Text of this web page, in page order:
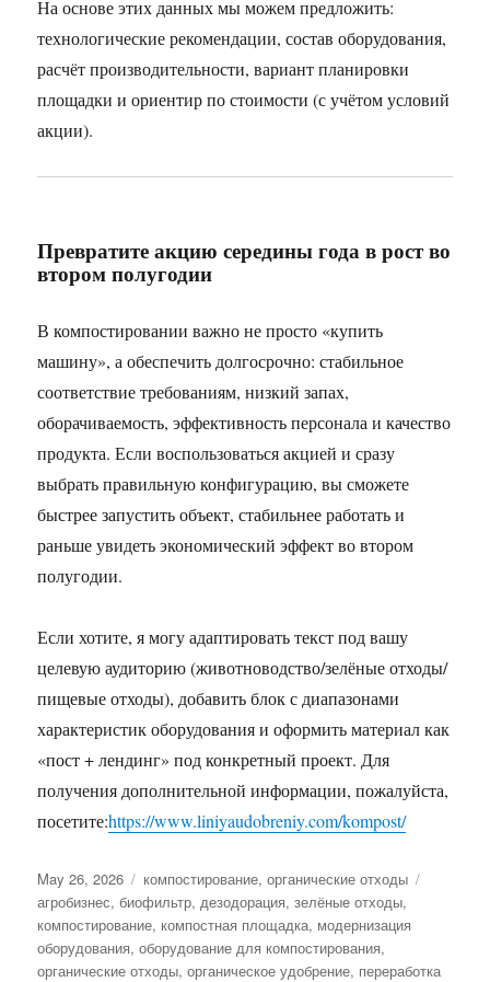
На основе этих данных мы можем предложить:
технологические рекомендации, состав оборудования,
расчёт производительности, вариант планировки
площадки и ориентир по стоимости (с учётом условий
акции).
Превратите акцию середины года в рост во
втором полугодии
В компостировании важно не просто «купить
машину», а обеспечить долгосрочно: стабильное
соответствие требованиям, низкий запах,
оборачиваемость, эффективность персонала и качество
продукта. Если воспользоваться акцией и сразу
выбрать правильную конфигурацию, вы сможете
быстрее запустить объект, стабильнее работать и
раньше увидеть экономический эффект во втором
полугодии.
Если хотите, я могу адаптировать текст под вашу
целевую аудиторию (животноводство/зелёные отходы/
пищевые отходы), добавить блок с диапазонами
характеристик оборудования и оформить материал как
«пост + лендинг» под конкретный проект. Для
получения дополнительной информации, пожалуйста,
посетите:https://www.liniyaudobreniy.com/kompost/
Posted
on
May 26, 2026 Categories
компостирование,органические отходы
агробизнес,биофильтр,дезодорация,зелёные отходы,
компостирование, компостная площадка, модернизация
оборудования,оборудование для компостирования,
органические отходы,органическое удобрение, переработка